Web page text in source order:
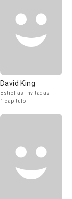
David King
Estrellas Invitadas
1 capítulo